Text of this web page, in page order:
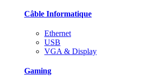
Câble Informatique
Ethernet
USB
VGA & Display
Gaming